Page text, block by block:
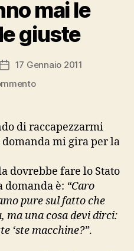
mai le
giuste
Data
dell'articolo
17 Gennaio 2011
su
fanno
mai
le
giuste
di raccapezzarmi
mi gira per la
dovrebbe fare lo Stato
domanda è: “Caro
pure sul fatto che
ma una cosa devi dirci:
‘ste macchine?”.